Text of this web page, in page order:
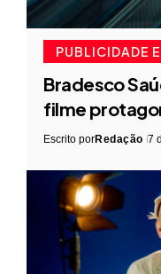
PUBLICIDADE
Bradesco
filme
Escrito porRedação 7